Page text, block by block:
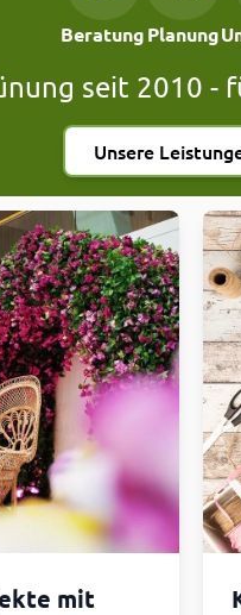
BeratungPlanung
seit 2010 -
Unsere
mit